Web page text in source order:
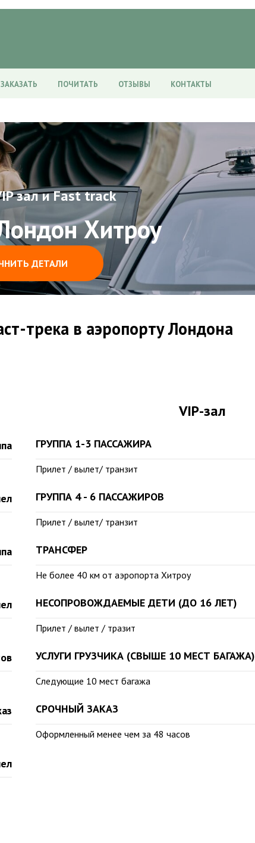
ЗАКАЗАТЬ ПОЧИТАТЬ ОТЗЫВЫ КОНТАКТЫ
зал и Fast track
Хитроу
ДЕТАЛИ
трека в аэропорту Лондона
VIP-зал
ГРУППА 1-3 ПАССАЖИРА
Прилет / вылет/ транзит
ГРУППА 4 - 6 ПАССАЖИРОВ
Прилет / вылет/ транзит
ТРАНСФЕР
Не более 40 км от аэропорта Хитроу
НЕСОПРОВОЖДАЕМЫЕ ДЕТИ (ДО 16 ЛЕТ)
Прилет / вылет / тразит
УСЛУГИ ГРУЗЧИКА (СВЫШЕ 10 МЕСТ БАГАЖА)
Следующие 10 мест багажа
СРОЧНЫЙ ЗАКАЗ
Оформленный менее чем за 48 часов